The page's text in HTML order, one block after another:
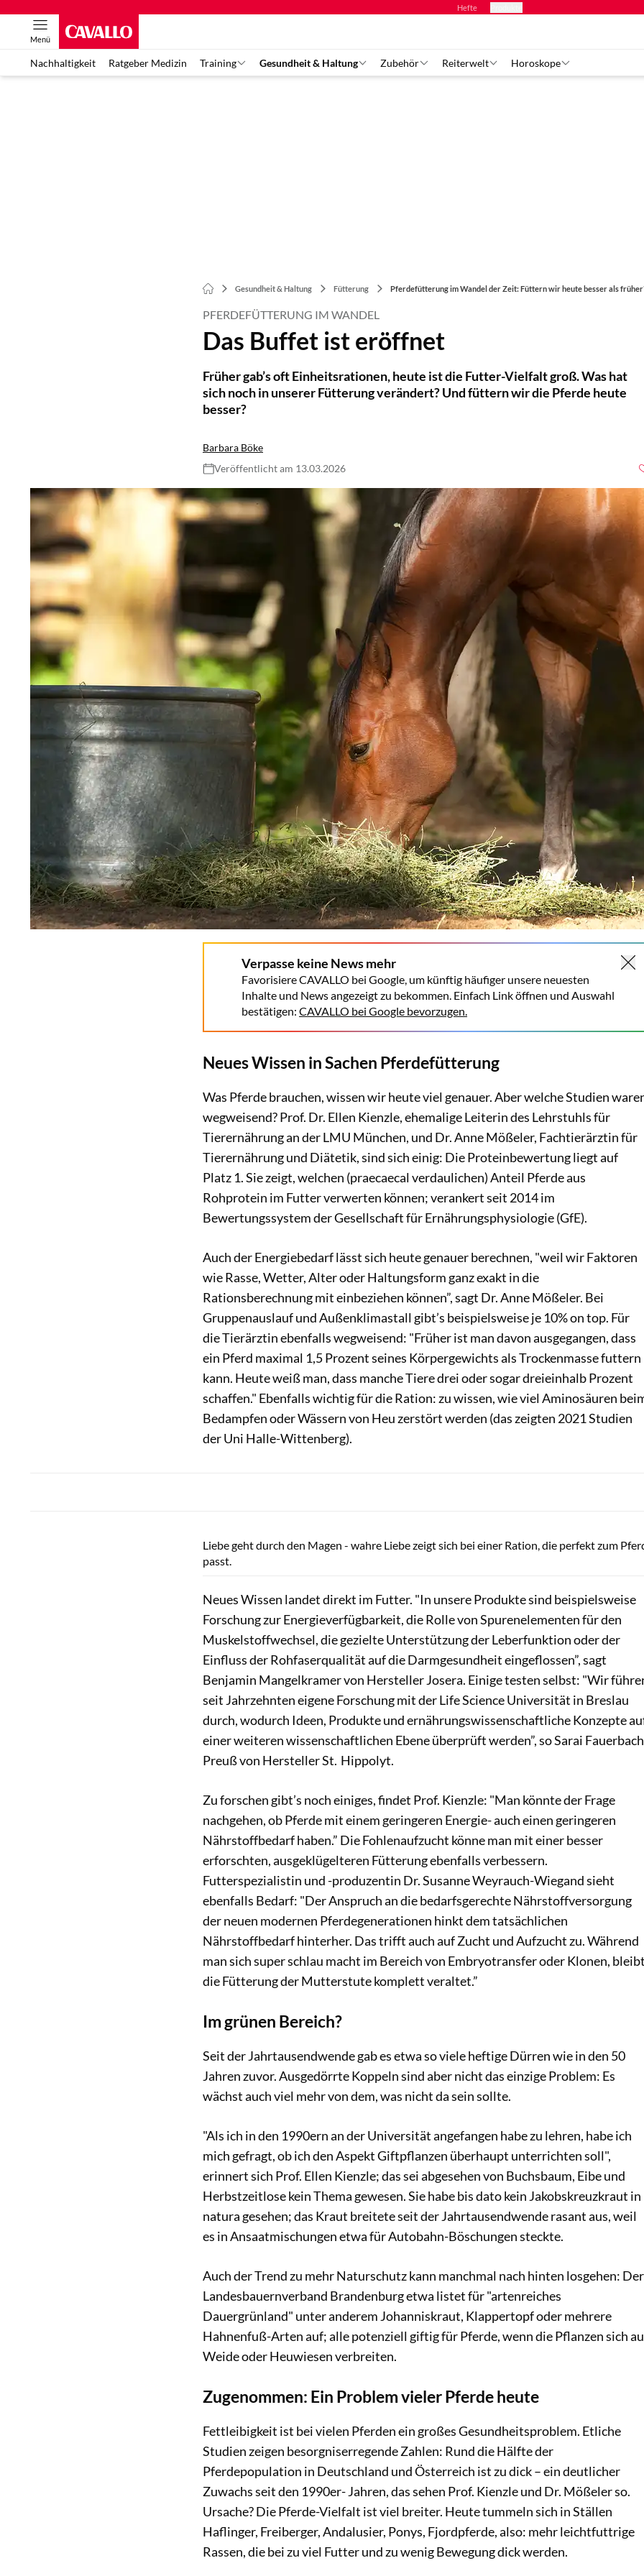
Hefte
Menü
Nachhaltigkeit Ratgeber Medizin Training Gesundheit & Haltung Zubehör Reiterwelt Horoskope
Gesundheit & Haltung Fütterung Pferdefütterung im Wandel der Zeit: Füttern wir heute besser als
PFERDEFÜTTERUNG IM WANDEL
Das Buffet ist eröffnet
Früher gab’s oft Einheitsrationen, heute ist die Futter-Vielfalt groß. Was hat
sich noch in unserer Fütterung verändert? Und füttern wir die Pferde heute
besser?
Barbara Böke
Veröffentlicht am 13.03.2026
Verpasse keine News mehr
Favorisiere CAVALLO bei Google, um künftig häufiger unsere neuesten
Inhalte und News angezeigt zu bekommen. Einfach Link öffnen und Auswahl
bestätigen: CAVALLO bei Google bevorzugen.
Neues Wissen in Sachen Pferdefütterung
Was Pferde brauchen, wissen wir heute viel genauer. Aber welche Studien
wegweisend? Prof. Dr. Ellen Kienzle, ehemalige Leiterin des Lehrstuhls für
Tierernährung an der LMU München, und Dr. Anne Mößeler, Fachtierärztin für
Tierernährung und Diätetik, sind sich einig: Die Proteinbewertung liegt auf
Platz 1. Sie zeigt, welchen (praecaecal verdaulichen) Anteil Pferde aus
Rohprotein im Futter verwerten können; verankert seit 2014 im
Bewertungssystem der Gesellschaft für Ernährungsphysiologie (GfE).
Auch der Energiebedarf lässt sich heute genauer berechnen, "weil wir Faktoren
wie Rasse, Wetter, Alter oder Haltungsform ganz exakt in die
Rationsberechnung mit einbeziehen können”, sagt Dr. Anne Mößeler. Bei
Gruppenauslauf und Außenklimastall gibt’s beispielsweise je 10% on top. Für
die Tierärztin ebenfalls wegweisend: "Früher ist man davon ausgegangen, dass
ein Pferd maximal 1,5 Prozent seines Körpergewichts als Trockenmasse futtern
kann. Heute weiß man, dass manche Tiere drei oder sogar dreieinhalb Prozent
schaffen." Ebenfalls wichtig für die Ration: zu wissen, wie viel Aminosäuren
Bedampfen oder Wässern von Heu zerstört werden (das zeigten 2021 Studien
der Uni Halle-Wittenberg).
Liebe geht durch den Magen - wahre Liebe zeigt sich bei einer Ration, die perfekt zum
passt.
Neues Wissen landet direkt im Futter. "In unsere Produkte sind beispielsweise
Forschung zur Energieverfügbarkeit, die Rolle von Spurenelementen für den
Muskelstoffwechsel, die gezielte Unterstützung der Leberfunktion oder der
Einfluss der Rohfaserqualität auf die Darmgesundheit eingeflossen”, sagt
Benjamin Mangelkramer von Hersteller Josera. Einige testen selbst: "Wir
seit Jahrzehnten eigene Forschung mit der Life Science Universität in Breslau
durch, wodurch Ideen, Produkte und ernährungswissenschaftliche Konzepte
einer weiteren wissenschaftlichen Ebene überprüft werden”, so Sarai
Preuß von Hersteller St. Hippolyt.
Zu forschen gibt’s noch einiges, findet Prof. Kienzle: "Man könnte der Frage
nachgehen, ob Pferde mit einem geringeren Energie- auch einen geringeren
Nährstoffbedarf haben.” Die Fohlenaufzucht könne man mit einer besser
erforschten, ausgeklügelteren Fütterung ebenfalls verbessern.
Futterspezialistin und -produzentin Dr. Susanne Weyrauch-Wiegand sieht
ebenfalls Bedarf: "Der Anspruch an die bedarfsgerechte Nährstoffversorgung
der neuen modernen Pferdegenerationen hinkt dem tatsächlichen
Nährstoffbedarf hinterher. Das trifft auch auf Zucht und Aufzucht zu. Während
man sich super schlau macht im Bereich von Embryotransfer oder Klonen,
die Fütterung der Mutterstute komplett veraltet.”
Im grünen Bereich?
Seit der Jahrtausendwende gab es etwa so viele heftige Dürren wie in den 50
Jahren zuvor. Ausgedörrte Koppeln sind aber nicht das einzige Problem: Es
wächst auch viel mehr von dem, was nicht da sein sollte.
"Als ich in den 1990ern an der Universität angefangen habe zu lehren, habe ich
mich gefragt, ob ich den Aspekt Giftpflanzen überhaupt unterrichten soll",
erinnert sich Prof. Ellen Kienzle; das sei abgesehen von Buchsbaum, Eibe und
Herbstzeitlose kein Thema gewesen. Sie habe bis dato kein Jakobskreuzkraut in
natura gesehen; das Kraut breitete seit der Jahrtausendwende rasant aus, weil
es in Ansaatmischungen etwa für Autobahn-Böschungen steckte.
Auch der Trend zu mehr Naturschutz kann manchmal nach hinten losgehen: Der
Landesbauernverband Brandenburg etwa listet für "artenreiches
Dauergrünland" unter anderem Johanniskraut, Klappertopf oder mehrere
Hahnenfuß-Arten auf; alle potenziell giftig für Pferde, wenn die Pflanzen sich
Weide oder Heuwiesen verbreiten.
Zugenommen: Ein Problem vieler Pferde heute
Fettleibigkeit ist bei vielen Pferden ein großes Gesundheitsproblem. Etliche
Studien zeigen besorgniserregende Zahlen: Rund die Hälfte der
Pferdepopulation in Deutschland und Österreich ist zu dick – ein deutlicher
Zuwachs seit den 1990er- Jahren, das sehen Prof. Kienzle und Dr. Mößeler so.
Ursache? Die Pferde-Vielfalt ist viel breiter. Heute tummeln sich in Ställen
Haflinger, Freiberger, Andalusier, Ponys, Fjordpferde, also: mehr leichtfuttrige
Rassen, die bei zu viel Futter und zu wenig Bewegung dick werden.